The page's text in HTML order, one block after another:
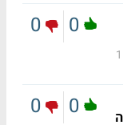
0
0
0
0